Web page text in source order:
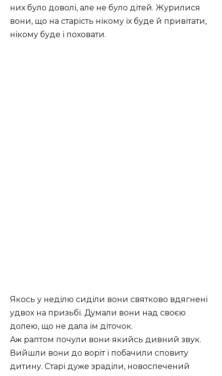
них було доволі, але не було дітей. Журилися
вони, що на старість нікому їх буде й привітати,
нікому буде і поховати.
Якось у неділю сиділи вони святково вдягнені
удвох на призьбі. Думали вони над своєю
долею, що не дала їм діточок.
Аж раптом почули вони якийсь дивний звук.
Вийшли вони до воріт і побачили сповиту
дитину. Старі дуже зраділи, новоспечений